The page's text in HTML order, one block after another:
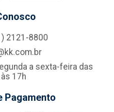
2121-8800
a sexta-feira das
17h
Pagamento